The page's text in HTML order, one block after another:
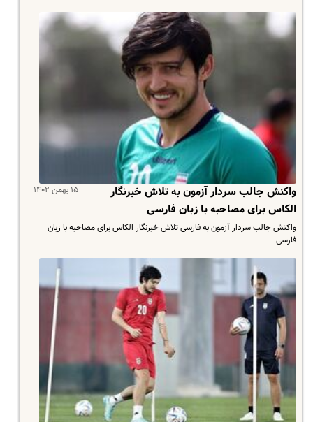
۱۵ بهمن ۱۴۰۲
واکنش جالب سردار آزمون به تلاش خبرنگار
الکاس برای مصاحبه با زبان فارسی
واکنش جالب سردار آزمون به فارسی تلاش خبرنگار الکاس برای مصاحبه با زبان
فارسی